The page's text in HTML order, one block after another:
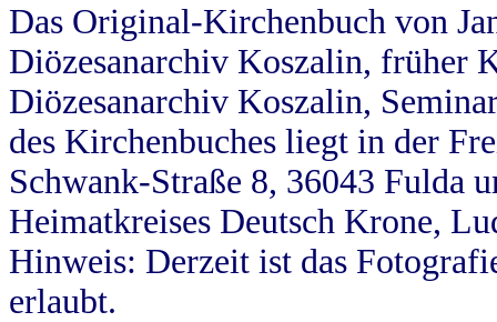
Das Original-Kirchenbuch von
Diözesanarchiv Koszalin, früher
Diözesanarchiv Koszalin,
des Kirchenbuches liegt in der
Schwank-Straße 8, 36043 Fulda
Heimatkreises Deutsch Krone,
Hinweis: Derzeit ist das
erlaubt.